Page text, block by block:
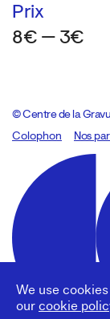
We use
our cookie
Prix
8€ — 3€
© Centre de la
Colophon
Design:MarcelNos